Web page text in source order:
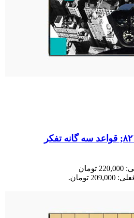
کتاب اوج گیری &#۸۲۱۱; قواعد سه گانه تفکر
قیمت اصلی: 220,000 تومان
تومان.